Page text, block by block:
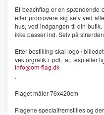
Et beachflag er en spændende
eller promovere sig selv ved
hus, ved indgangen til din
ikke passer ind. Selv på
Efter bestilling skal logo /
vektorgrafik i .pdf, .ai, .esp eller
info@om-flag.dk
.
Flaget måler 76x420cm
Flagene specialfremstilles og